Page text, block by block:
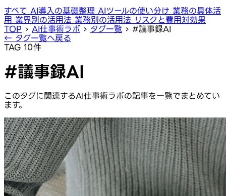
すべて AI導入の基礎整理 AIツールの使い分け 業務の具体活
用 業界別の活用法 業務別の活用法 リスクと費用対効果
TOP › AI仕事術ラボ › タグ一覧 › #議事録AI
← タグ一覧へ戻る
TAG 10件
#議事録AI
このタグに関連するAI仕事術ラボの記事を一覧でまとめてい
ます。